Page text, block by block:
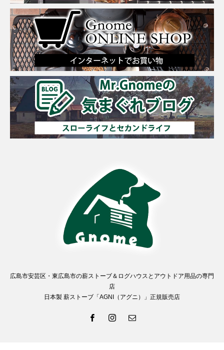
広島市安芸区・東広島市の薪ストーブ＆ログハウスとアウトドア用品の専門
店
日本製 薪ストーブ「AGNI（アグニ）」正規販売店